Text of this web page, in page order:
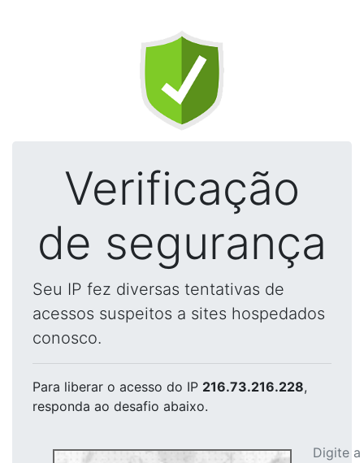
Verificação
de segurança
Seu IP fez diversas tentativas de
acessos suspeitos a sites hospedados
conosco.
Para liberar o acesso do IP 216.73.216.228,
responda ao desafio abaixo.
Digite